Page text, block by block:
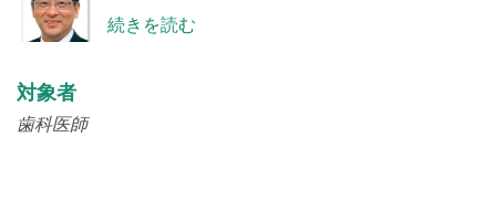
続きを読む
対象者
歯科医師